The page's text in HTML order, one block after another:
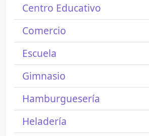
Centro Educativo
Comercio
Escuela
Gimnasio
Hamburguesería
Heladería